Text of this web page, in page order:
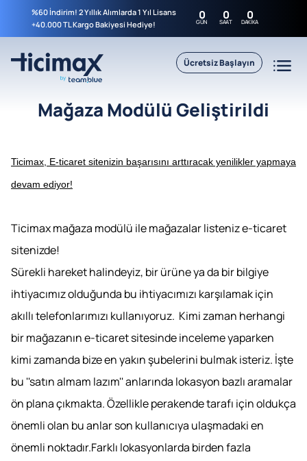
%60 İndirim! 2 Yıllık Alımlarda 1 Yıl Lisans
+40.000 TL Kargo Bakiyesi Hediye!
0
GÜN 0
SAAT 0
DAKIKA
Ücretsiz Başlayın
Mağaza Modülü Geliştirildi
Ticimax, E-ticaret sitenizin başarısını arttıracak yenilikler yapmaya
devam ediyor!
Ticimax mağaza modülü ile mağazalar listeniz e-ticaret
sitenizde!
Sürekli hareket halindeyiz, bir ürüne ya da bir bilgiye
ihtiyacımız olduğunda bu ihtiyacımızı karşılamak için
akıllı telefonlarımızı kullanıyoruz. Kimi zaman herhangi
bir mağazanın e-ticaret sitesinde inceleme yaparken
kimi zamanda bize en yakın şubelerini bulmak isteriz. İşte
bu ''satın almam lazım'' anlarında lokasyon bazlı aramalar
ön plana çıkmakta. Özellikle perakende tarafı için oldukça
önemli olan bu anlar son kullanıcıya ulaşmadaki en
önemli noktadır.Farklı lokasyonlarda birden fazla